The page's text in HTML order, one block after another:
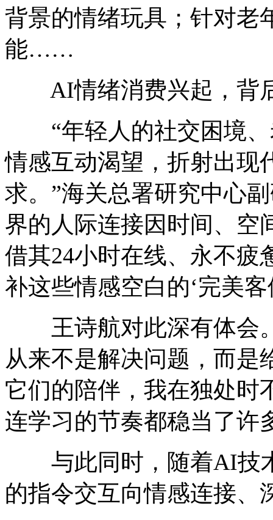
背景的情绪玩具；针对老
能……
AI情绪消费兴起，背
“年轻人的社交困境、
情感互动渴望，折射出现
求。”海关总署研究中心
界的人际连接因时间、空
借其24小时在线、永不疲
补这些情感空白的‘完美客
王诗航对此深有体会
从来不是解决问题，而是
它们的陪伴，我在独处时
连学习的节奏都稳当了许
与此同时，随着AI技
的指令交互向情感连接、